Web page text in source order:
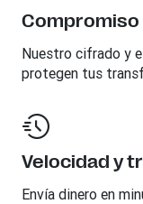
Compromiso
Nuestro cifrado y
protegen tus
Velocidad y
Envía dinero en